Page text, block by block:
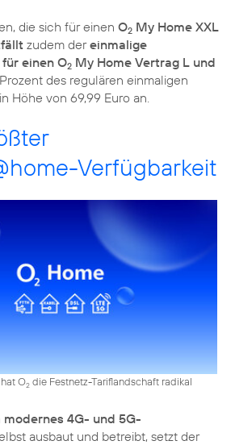
die sich für einen O2 My Home XXL
zudem dereinmalige
einen O2 My Home Vertrag L und
des regulären einmaligen
in Höhe von 69,99 Euro an.
Verfügbarkeit
O2 die Festnetz-Tariflandschaft radikal
modernes 4G- und 5G-
ausbaut und betreibt, setzt der